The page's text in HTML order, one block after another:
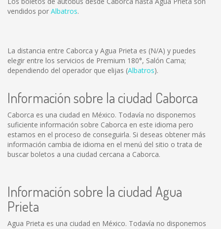
vendidos por Albatros.
La distancia entre Caborca y Agua Prieta es (N/A) y puedes
elegir entre los servicios de Premium 180°, Salón Cama;
dependiendo del operador que elijas (Albatros).
Información sobre la ciudad Caborca
Caborca es una ciudad en México. Todavía no disponemos
suficiente información sobre Caborca en este idioma pero
estamos en el proceso de conseguirla. Si deseas obtener más
información cambia de idioma en el menú del sitio o trata de
buscar boletos a una ciudad cercana a Caborca.
Información sobre la ciudad Agua
Prieta
Agua Prieta es una ciudad en México. Todavía no disponemos